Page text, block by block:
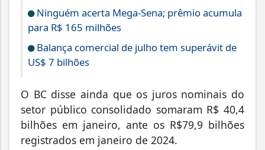
Ninguém acerta Mega-Sena; prêmio acumula
para R$ 165 milhões
Balança comercial de julho tem superávit de
US$ 7 bilhões
O BC disse ainda que os juros nominais do
setor público consolidado somaram R$ 40,4
bilhões em janeiro, ante os R$79,9 bilhões
registrados em janeiro de 2024.